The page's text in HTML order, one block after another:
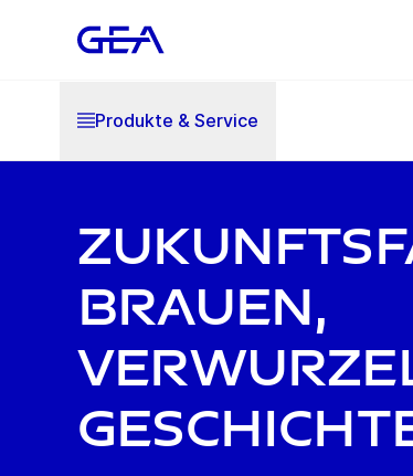
Produkte & Service
Brauen,